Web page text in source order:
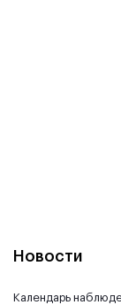
Новости
Календарь